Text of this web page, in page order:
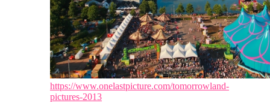
https://www.onelastpicture.com/tomorrowland-
pictures-2013